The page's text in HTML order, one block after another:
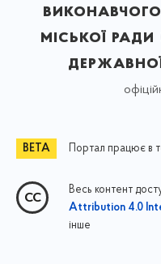
міської ради
Портал працює в
Весь контент
Attribution 4.0
інше